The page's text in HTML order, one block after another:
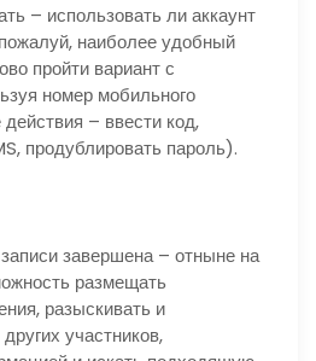
– использовать ли аккаунт
наиболее удобный
пройти вариант с
номер мобильного
– ввести код,
продублировать пароль).
завершена – отныне на
размещать
разыскивать и
участников,